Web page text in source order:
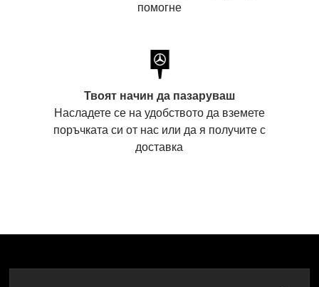
помогне
Твоят начин да пазаруваш
Насладете се на удобството да вземете
поръчката си от нас или да я получите с
доставка